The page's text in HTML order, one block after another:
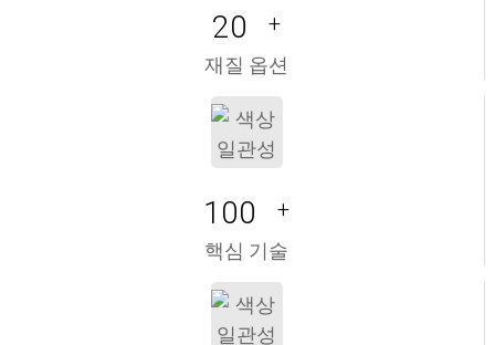
20 +
재질 옵션
100 +
핵심 기술